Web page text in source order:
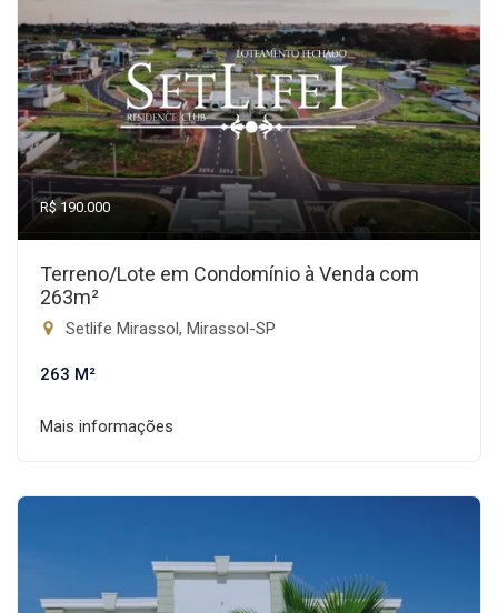
R$ 190.000
Terreno/Lote em Condomínio à Venda com
263m²
Setlife Mirassol, Mirassol-SP
263 M²
Mais informações